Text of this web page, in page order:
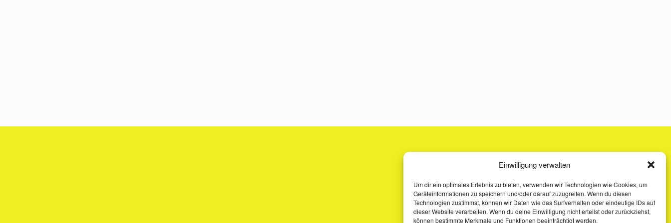
Einwilligung verwalten
Um dir ein optimales Erlebnis zu bieten, verwenden wir Technologien wie Cookies, um
Geräteinformationen zu speichern und/oder darauf zuzugreifen. Wenn du diesen
Technologien zustimmst, können wir Daten wie das Surfverhalten oder eindeutige IDs auf
dieser Website verarbeiten. Wenn du deine Einwilligung nicht erteilst oder zurückziehst,
können bestimmte Merkmale und Funktionen beeinträchtigt werden.